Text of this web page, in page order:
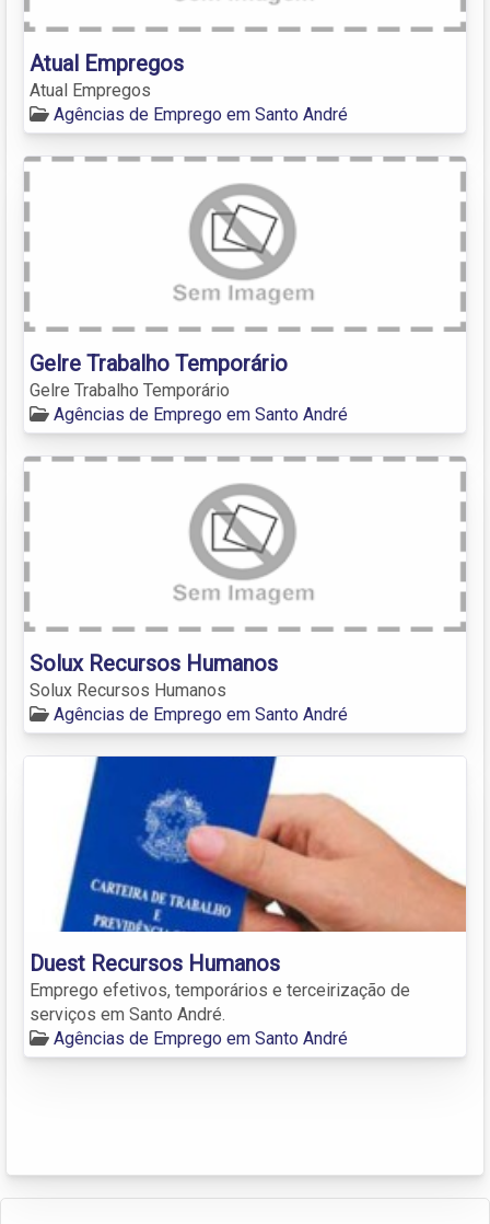
Atual Empregos
Atual Empregos
Agências de Emprego em Santo André
Gelre Trabalho Temporário
Gelre Trabalho Temporário
Agências de Emprego em Santo André
Solux Recursos Humanos
Solux Recursos Humanos
Agências de Emprego em Santo André
Duest Recursos Humanos
Emprego efetivos, temporários e terceirização de
serviços em Santo André.
Agências de Emprego em Santo André